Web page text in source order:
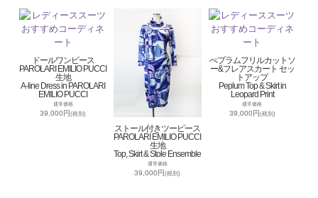
ドールワンピース
PAROLARI EMILIO PUCCI
生地
A-line Dress in PAROLARI
EMILIO PUCCI
通常価格
39,000円(税別)
ストール付きツーピース
PAROLARI EMILIO PUCCI
生地
Top, Skirt & Stole Ensemble
通常価格
39,000円(税別)
ぺプラムフリルカットソ
ー&フレアスカート セッ
トアップ
Peplum Top & Skirt in
Leopard Print
通常価格
39,000円(税別)